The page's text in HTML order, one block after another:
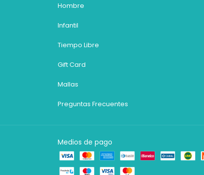
Hombre
Infantil
Tiempo Libre
Gift Card
Mallas
Preguntas Frecuentes
Medios de pago